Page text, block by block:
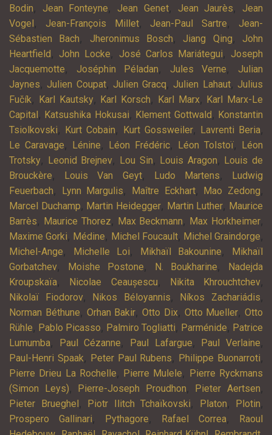
Bodin, Jean Fonteyne, Jean Genet, Jean Jaurès, Jean
Vogel , Jean-François Millet, Jean-Paul Sartre, Jean-
Sébastien Bach, Jheronimus Bosch, Jiang Qing, John
Heartfield , John Locke, José Carlos Mariátegui, Joseph
Jacquemotte, Joséphin Péladan, Jules Verne, Julian
Jaynes, Julien Coupat, Julien Gracq, Julien Lahaut, Julius
Fučík, Karl Kautsky, Karl Korsch, Karl Marx, Karl Marx-Le
Capital , Katsushika Hokusai, Klement Gottwald , Konstantin
Tsiolkovski, Kurt Cobain, Kurt Gossweiler, Lavrenti Beria,
Le Caravage, Lénine, Léon Frédéric, Léon Tolstoï,
Léon
Trotsky, Leonid Brejnev, Lou Sin, Louis Aragon, Louis de
Brouckère, Louis Van Geyt, Ludo Martens,
Ludwig
Feuerbach, Lynn Margulis, Maître Eckhart, Mao Zedong,
Marcel Duchamp, Martin Heidegger, Martin Luther, Maurice
Barrès, Maurice Thorez, Max Beckmann, Max Horkheimer,
Maxime Gorki, Médine, Michel Foucault, Michel Graindorge,
Michel-Ange, Michelle Loi, Mikhaïl Bakounine,
Mikhaïl
Gorbatchev, Moishe Postone, N. Boukharine,
Nadejda
Kroupskaïa, Nicolae Ceaușescu, Nikita Khrouchtchev,
Nikolaï Fiodorov, Nikos Béloyannis, Níkos Zachariádis,
Norman Béthune, Orhan Bakir, Otto Dix, Otto Mueller, Otto
Rühle, Pablo Picasso, Palmiro Togliatti, Parménide, Patrice
Lumumba, Paul Cézanne, Paul Lafargue, Paul Verlaine,
Paul-Henri Spaak, Peter Paul Rubens, Philippe Buonarroti,
Pierre Drieu La Rochelle, Pierre Mulele,
Pierre Ryckmans
(Simon Leys), Pierre-Joseph Proudhon, Pieter Aertsen,
Pieter Brueghel , Piotr Ilitch Tchaïkovski, Platon, Plotin,
Prospero Gallinari, Pythagore, Rafael Correa,
Raoul